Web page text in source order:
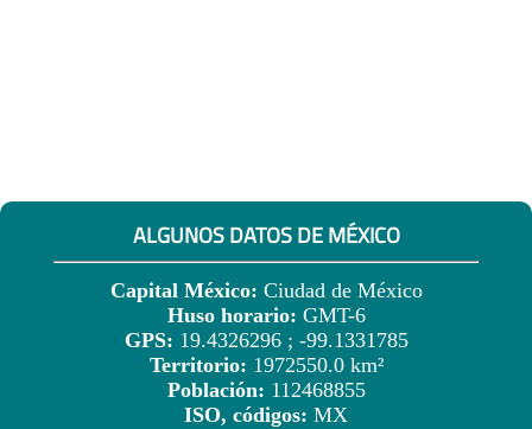
ALGUNOS DATOS DE MÉXICO
Capital México: Ciudad de México
Huso horario: GMT-6
GPS: 19.4326296 ; -99.1331785
Territorio: 1972550.0 km²
Población: 112468855
ISO, códigos: MX